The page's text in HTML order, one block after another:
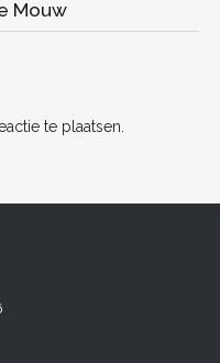
t
Mouw
te plaatsen.